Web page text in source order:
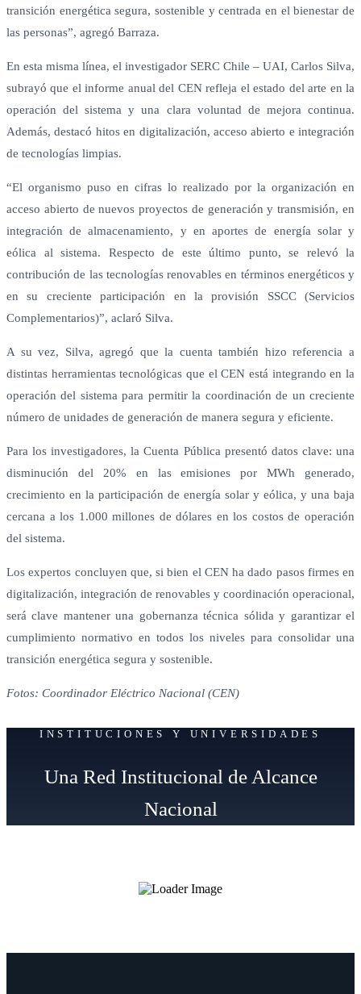
transición energética segura, sostenible y centrada en el bienestar de
las personas”, agregó Barraza.
En esta misma línea, el investigador SERC Chile – UAI, Carlos Silva,
subrayó que el informe anual del CEN refleja el estado del arte en la
operación del sistema y una clara voluntad de mejora continua.
Además, destacó hitos en digitalización, acceso abierto e integración
de tecnologías limpias.
“El organismo puso en cifras lo realizado por la organización en
acceso abierto de nuevos proyectos de generación y transmisión, en
integración de almacenamiento, y en aportes de energía solar y
eólica al sistema. Respecto de este último punto, se relevó la
contribución de las tecnologías renovables en términos energéticos y
en su creciente participación en la provisión SSCC (Servicios
Complementarios)”, aclaró Silva.
A su vez, Silva, agregó que la cuenta también hizo referencia a
distintas herramientas tecnológicas que el CEN está integrando en la
operación del sistema para permitir la coordinación de un creciente
número de unidades de generación de manera segura y eficiente.
Para los investigadores, la Cuenta Pública presentó datos clave: una
disminución del 20% en las emisiones por MWh generado,
crecimiento en la participación de energía solar y eólica, y una baja
cercana a los 1.000 millones de dólares en los costos de operación
del sistema.
Los expertos concluyen que, si bien el CEN ha dado pasos firmes en
digitalización, integración de renovables y coordinación operacional,
será clave mantener una gobernanza técnica sólida y garantizar el
cumplimiento normativo en todos los niveles para consolidar una
transición energética segura y sostenible.
Fotos: Coordinador Eléctrico Nacional (CEN)
INSTITUCIONES Y UNIVERSIDADES
Una Red Institucional de Alcance
Nacional